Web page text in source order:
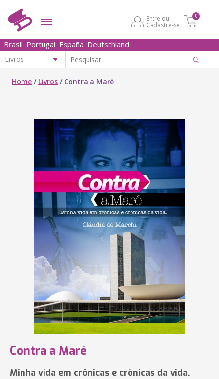
Entre ou
Cadastre-se
0
Brasil Portugal España Deutschland
Home / Livros / Contra a Maré
Contra a Maré
Minha vida em crônicas e crônicas da vida.